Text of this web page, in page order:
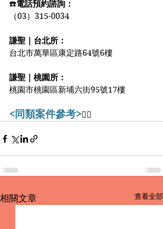
☎️電話預約諮詢：
（03）315-0034
謙聖｜台北所：
台北市萬華區康定路64號6樓
謙聖｜桃園所：
桃園市桃園區新埔六街95號17樓
<同類案件參考>👇🏻
相關文章 查看全部